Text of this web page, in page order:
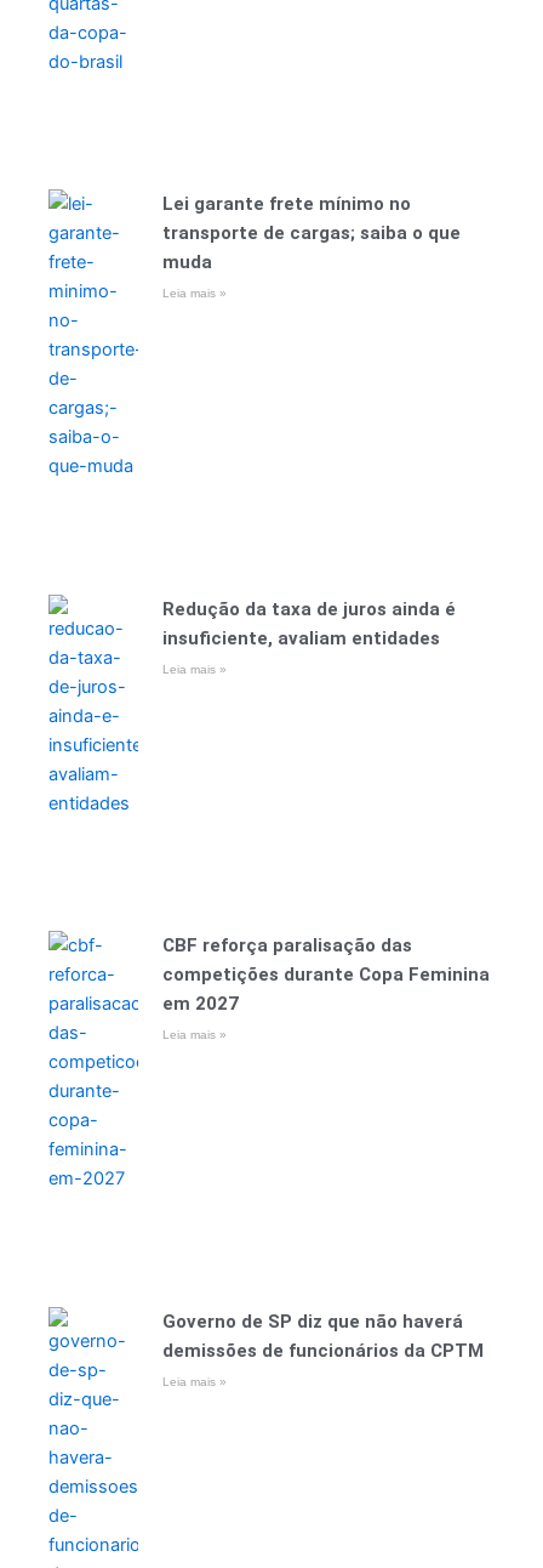
Lei garante frete mínimo no
transporte de cargas; saiba o que
muda
Leia mais »
Redução da taxa de juros ainda é
insuficiente, avaliam entidades
Leia mais »
CBF reforça paralisação das
competições durante Copa Feminina
em 2027
Leia mais »
Governo de SP diz que não haverá
demissões de funcionários da CPTM
Leia mais »